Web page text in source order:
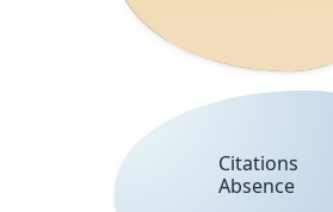
Citations
Absence